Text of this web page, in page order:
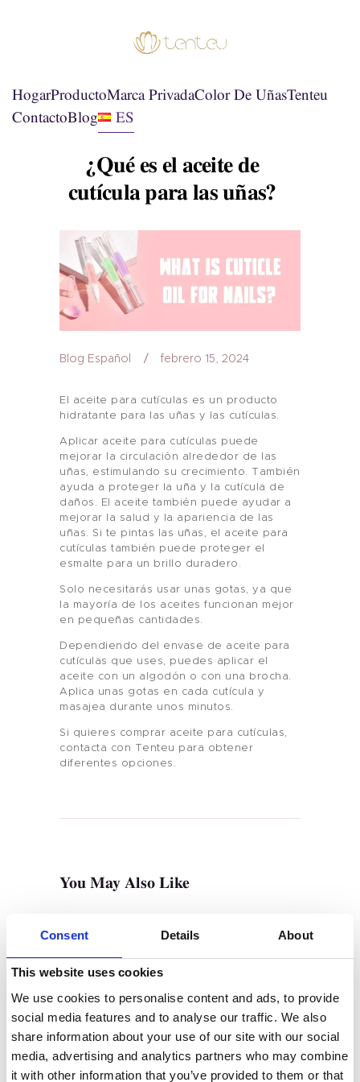
Consent Details About
This website uses cookies
We use cookies to personalise content and ads, to provide
social media features and to analyse our traffic. We also
share information about your use of our site with our social
media, advertising and analytics partners who may combine
it with other information that you’ve provided to them or that
HogarProductoMarca PrivadaColor De UñasTenteu
ContactoBlog ES
¿Qué es el aceite de
cutícula para las uñas?
Producto
Color De Uñas
Tenteu
Contacto
Blog
ES
Blog Español febrero 15, 2024
El aceite para cutículas es un producto
hidratante para las uñas y las cutículas.
Aplicar aceite para cutículas puede
mejorar la circulación alrededor de las
uñas, estimulando su crecimiento. También
ayuda a proteger la uña y la cutícula de
daños. El aceite también puede ayudar a
mejorar la salud y la apariencia de las
uñas. Si te pintas las uñas, el aceite para
cutículas también puede proteger el
esmalte para un brillo duradero.
Solo necesitarás usar unas gotas, ya que
la mayoría de los aceites funcionan mejor
en pequeñas cantidades.
Dependiendo del envase de aceite para
cutículas que uses, puedes aplicar el
aceite con un algodón o con una brocha.
Aplica unas gotas en cada cutícula y
masajea durante unos minutos.
Si quieres comprar aceite para cutículas,
contacta con Tenteu para obtener
diferentes opciones.
You May Also Like
Crea tu propia marca de